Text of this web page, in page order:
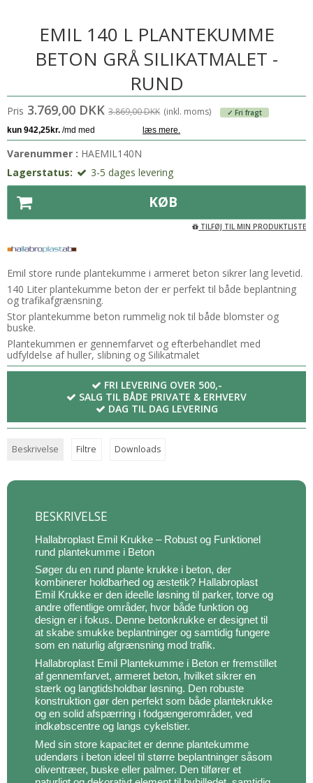
EMIL 140 L PLANTEKUMME
BETON GRÅ SILIKATMALET -
RUND
Pris 3.769,00 DKK 3.869,00 DKK (inkl. moms) ✓ Fri fragt
Varenummer : HAEMIL140N
Lagerstatus:
3-5 dages levering
KØB
TILFØJ TIL MIN PRODUKTLISTE
Emil store runde plantekumme i armeret beton sikrer lang levetid.
140 Liter plantekumme beton der er perfekt til både beplantning
og trafikafgrænsning.
Stor plantekumme beton rummelig nok til både blomster og
buske.
Plantekummen er gennemfarvet og efterbehandlet med
udfyldelse af huller, slibning og Silikatmalet
FRI LEVERING OVER 500,-
SALG TIL BÅDE PRIVATE & ERHVERV
DAG TIL DAG LEVERING
Beskrivelse Filtre Downloads
BESKRIVELSE
Hallabroplast Emil Krukke – Robust og Funktionel
rund plantekumme i Beton
Søger du en rund plante krukke i beton, der
kombinerer holdbarhed og æstetik? Hallabroplast
Emil Krukke er den ideelle løsning til parker, torve og
andre offentlige områder, hvor både funktion og
design er i fokus. Denne betonkrukke er designet til
at skabe smukke beplantninger og samtidig fungere
som en naturlig afgrænsning mod trafik.
Hallabroplast Emil Plantekumme i Beton er fremstillet
af gennemfarvet, armeret beton, hvilket sikrer en
stærk og langtidsholdbar løsning. Den robuste
konstruktion gør den perfekt som både plantekrukke
og en solid afspærring i fodgængerområder, ved
indkøbscentre og langs cykelstier.
Med sin store kapacitet er denne plantekumme
udendørs i beton ideel til større beplantninger såsom
oliventræer, buske eller palmer. Den tilfører et